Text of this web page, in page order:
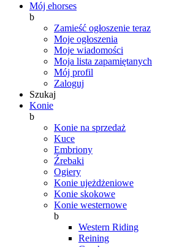
Mój ehorses
b
Zamieść ogłoszenie teraz
Moje ogłoszenia
Moje wiadomości
Moja lista zapamiętanych
Mój profil
Zaloguj
Szukaj
Konie
b
Konie na sprzedaż
Kuce
Embriony
Źrebaki
Ogiery
Konie ujeżdżeniowe
Konie skokowe
Konie westernowe
b
Western Riding
Reining